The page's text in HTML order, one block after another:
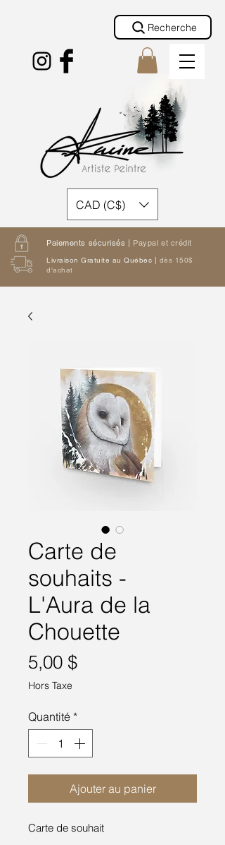
Paiements sécurisés | Paypal et crédit
Livraison Gratuite au Québec | dès 150$
d'achat
Recherche
CAD (C$)
Carte de
souhaits -
L'Aura de la
Chouette
5,00 $Prix
Hors Taxe
Quantité *
Ajouter au panier
Carte de souhait